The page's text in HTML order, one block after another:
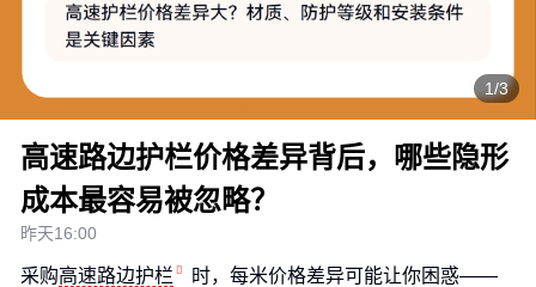
1/3
高速路边护栏价格差异背后，哪些隐形
成本最容易被忽略？
昨天16:00
采购高速路边护栏
时，每米价格差异可能让你困惑——